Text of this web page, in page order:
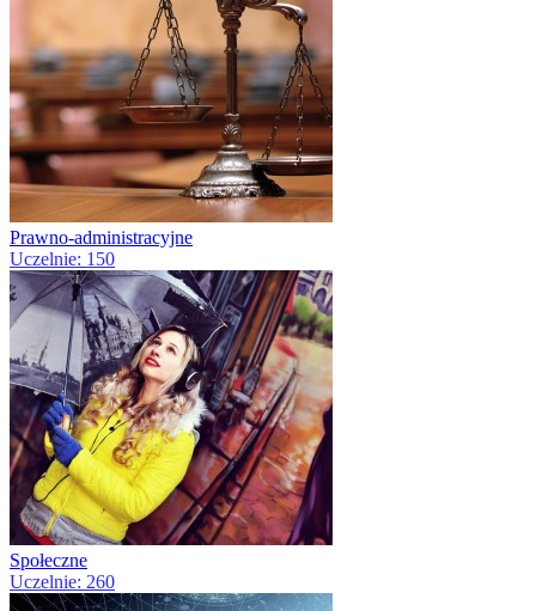
Prawno-administracyjne
Uczelnie: 150
Społeczne
Uczelnie: 260